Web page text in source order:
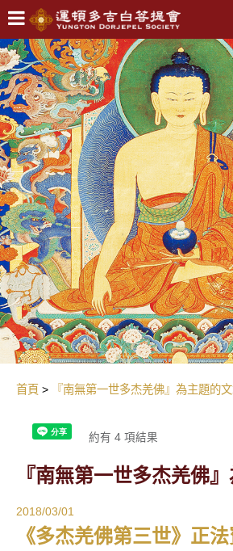
首頁 『南無第一世多杰羌佛』為主題的
『南無第一世多杰羌佛
約有 4 項結果
2018/03/01
《多杰羌佛第三世》正